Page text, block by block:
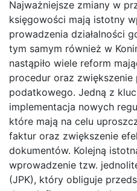
Najważniejsze zmiany w
księgowości mają istotny
prowadzenia działalności
tym samym również w
nastąpiło wiele reform
procedur oraz
podatkowego. Jedną z
implementacja nowych
które mają na celu
faktur oraz zwiększenie
dokumentów. Kolejną
wprowadzenie tzw.
(JPK), który obliguje